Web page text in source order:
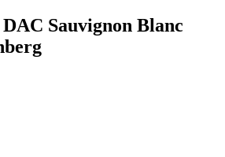
Sauvignon Blanc